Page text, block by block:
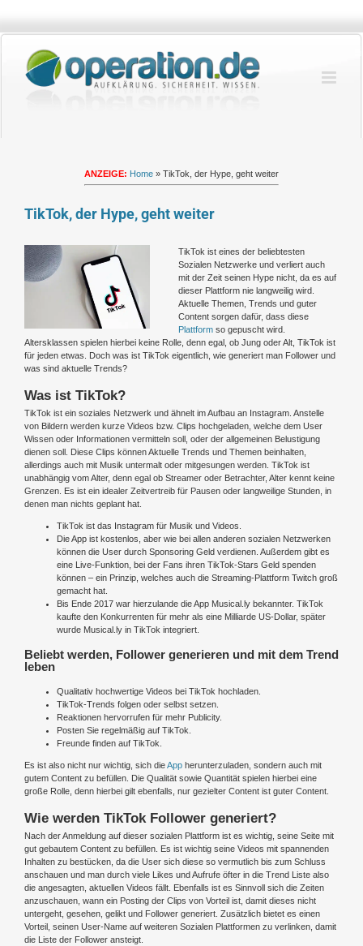
springen
ANZEIGE: Home » TikTok, der Hype, geht weiter
TikTok, der Hype, geht weiter
Zeige
grösseres
Bild
TikTok ist eines der beliebtesten
Sozialen Netzwerke und verliert auch
mit der Zeit seinen Hype nicht, da es auf
dieser Plattform nie langweilig wird.
Aktuelle Themen, Trends und guter
Content sorgen dafür, dass diese
Plattform so gepuscht wird.
Altersklassen spielen hierbei keine Rolle, denn egal, ob Jung oder Alt, TikTok ist
für jeden etwas. Doch was ist TikTok eigentlich, wie generiert man Follower und
was sind aktuelle Trends?
Was ist TikTok?
TikTok ist ein soziales Netzwerk und ähnelt im Aufbau an Instagram. Anstelle
von Bildern werden kurze Videos bzw. Clips hochgeladen, welche dem User
Wissen oder Informationen vermitteln soll, oder der allgemeinen Belustigung
dienen soll. Diese Clips können Aktuelle Trends und Themen beinhalten,
allerdings auch mit Musik untermalt oder mitgesungen werden. TikTok ist
unabhängig vom Alter, denn egal ob Streamer oder Betrachter, Alter kennt keine
Grenzen. Es ist ein idealer Zeitvertreib für Pausen oder langweilige Stunden, in
denen man nichts geplant hat.
TikTok ist das Instagram für Musik und Videos.
Die App ist kostenlos, aber wie bei allen anderen sozialen Netzwerken
können die User durch Sponsoring Geld verdienen. Außerdem gibt es
eine Live-Funktion, bei der Fans ihren TikTok-Stars Geld spenden
können – ein Prinzip, welches auch die Streaming-Plattform Twitch groß
gemacht hat.
Bis Ende 2017 war hierzulande die App Musical.ly bekannter. TikTok
kaufte den Konkurrenten für mehr als eine Milliarde US-Dollar, später
wurde Musical.ly in TikTok integriert.
Beliebt werden, Follower generieren und mit dem Trend
leben
Qualitativ hochwertige Videos bei TikTok hochladen.
TikTok-Trends folgen oder selbst setzen.
Reaktionen hervorrufen für mehr Publicity.
Posten Sie regelmäßig auf TikTok.
Freunde finden auf TikTok.
Es ist also nicht nur wichtig, sich dieApp herunterzuladen, sondern auch mit
gutem Content zu befüllen. Die Qualität sowie Quantität spielen hierbei eine
große Rolle, denn hierbei gilt ebenfalls, nur gezielter Content ist guter Content.
Wie werden TikTok Follower generiert?
Nach der Anmeldung auf dieser sozialen Plattform ist es wichtig, seine Seite mit
gut gebautem Content zu befüllen. Es ist wichtig seine Videos mit spannenden
Inhalten zu bestücken, da die User sich diese so vermutlich bis zum Schluss
anschauen und man durch viele Likes und Aufrufe öfter in die Trend Liste also
die angesagten, aktuellen Videos fällt. Ebenfalls ist es Sinnvoll sich die Zeiten
anzuschauen, wann ein Posting der Clips von Vorteil ist, damit dieses nicht
untergeht, gesehen, gelikt und Follower generiert. Zusätzlich bietet es einen
Vorteil, seinen User-Name auf weiteren Sozialen Plattformen zu verlinken, damit
die Liste der Follower ansteigt.